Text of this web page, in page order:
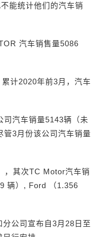
能统计他们的汽车销
汽车销售量5086
计2020年前3月，汽车
司汽车销量5143辆（未
管3月份该公司汽车销量
，其次TC Motor汽车销
辆）, Ford （1.356
公司宣布自3月28日至